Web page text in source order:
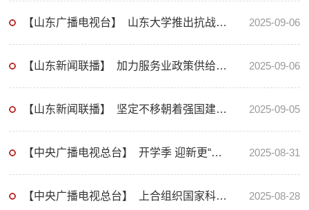
【山东广播电视台】 山东大学推出抗战主题文献美术展 2025-09-06
【山东新闻联播】 加力服务业政策供给 培育新质生产力新引擎【关注2025年山东省第三批政策清单】 2025-09-06
【山东新闻联播】 坚定不移朝着强国建设民族复兴的宏伟目标奋勇前进【胜利荣光】 2025-09-05
【中央广播电视总台】 开学季 迎新更“走心” 山东济南 “开学大礼包”已装好 迎新工作已就绪 2025-08-31
【中央广播电视总台】 上合组织国家科教与经贸融合论坛在山东青岛举办 2025-08-28